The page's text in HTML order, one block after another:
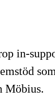
in-
Möbius.